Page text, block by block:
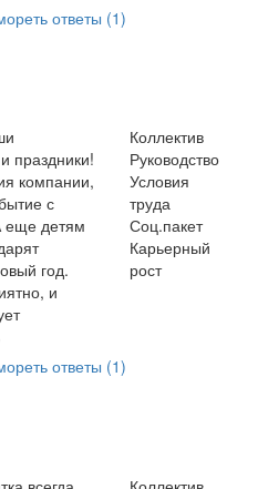
ответы (1)
праздники!
компании,
с
еще детям
год.
и
Коллектив
Руководство
Условия
труда
Соц.пакет
Карьерный
рост
ответы (1)